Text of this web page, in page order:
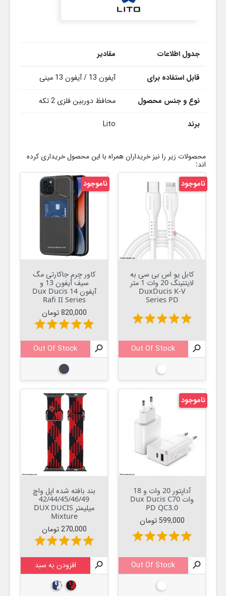
جدول اطلاعات مقادیر
قابل استفاده برای
آیفون 13 / آیفون 13 مینی
نوع و جنس محصول
محافظ دوربین فلزی 2 تکه
برند
Lito
محصولات زیر را نیز خریداران همراه با این محصول خریداری کرده
اند:
کابل یو اس بی سی به
لایتنینگ 20 وات 1 متر
DuxDucis K-V
Series PD
star
star
star
star
star

Out Of Stock
سفید
ناموجود
کاور چرم جاکارتی مگ
سیف آیفون 13 و
آیفون 14 Dux Ducis
Rafi II Series
قیمت
820,000 تومان
star
star
star
star
star

Out Of Stock
مشکی
ناموجود
آداپتور 20 وات و 18
وات Dux Ducis C70
PD QC3.0
قیمت
599,000 تومان
star
star
star
star
star

Out Of Stock
سفید
ناموجود
بند بافته شده اپل واچ
42/44/45/46/49
میلیمتر DUX DUCIS
Mixture
قیمت
270,000 تومان
star
star
star
star
star

افزودن به سبد
قرمز آبی